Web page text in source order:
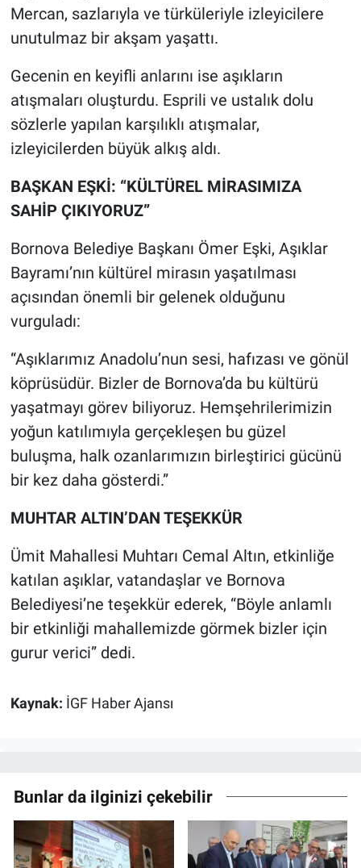
Mercan, sazlarıyla ve türküleriyle izleyicilere
unutulmaz bir akşam yaşattı.
Gecenin en keyifli anlarını ise aşıkların
atışmaları oluşturdu. Esprili ve ustalık dolu
sözlerle yapılan karşılıklı atışmalar,
izleyicilerden büyük alkış aldı.
BAŞKAN EŞKİ: “KÜLTÜREL MİRASIMIZA
SAHİP ÇIKIYORUZ”
Bornova Belediye Başkanı Ömer Eşki, Aşıklar
Bayramı’nın kültürel mirasın yaşatılması
açısından önemli bir gelenek olduğunu
vurguladı:
“Aşıklarımız Anadolu’nun sesi, hafızası ve gönül
köprüsüdür. Bizler de Bornova’da bu kültürü
yaşatmayı görev biliyoruz. Hemşehrilerimizin
yoğun katılımıyla gerçekleşen bu güzel
buluşma, halk ozanlarımızın birleştirici gücünü
bir kez daha gösterdi.”
MUHTAR ALTIN’DAN TEŞEKKÜR
Ümit Mahallesi Muhtarı Cemal Altın, etkinliğe
katılan aşıklar, vatandaşlar ve Bornova
Belediyesi’ne teşekkür ederek, “Böyle anlamlı
bir etkinliği mahallemizde görmek bizler için
gurur verici” dedi.
Kaynak: İGF Haber Ajansı
Bunlar da ilginizi çekebilir